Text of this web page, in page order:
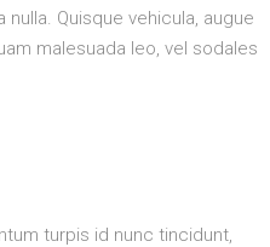
Quisque vehicula, augue
malesuada leo, vel sodales
turpis id nunc tincidunt,